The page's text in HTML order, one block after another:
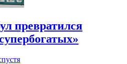
превратился